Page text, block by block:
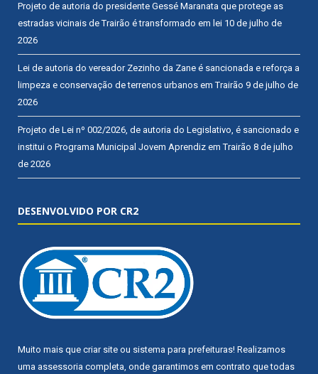
Projeto de autoria do presidente Gessé Maranata que protege as
estradas vicinais de Trairão é transformado em lei 10 de julho de
2026
Lei de autoria do vereador Zezinho da Zane é sancionada e reforça a
limpeza e conservação de terrenos urbanos em Trairão 9 de julho de
2026
Projeto de Lei nº 002/2026, de autoria do Legislativo, é sancionado e
institui o Programa Municipal Jovem Aprendiz em Trairão 8 de julho
de 2026
DESENVOLVIDO POR CR2
Muito mais que criar site ou sistema para prefeituras! Realizamos
uma assessoria completa, onde garantimos em contrato que todas